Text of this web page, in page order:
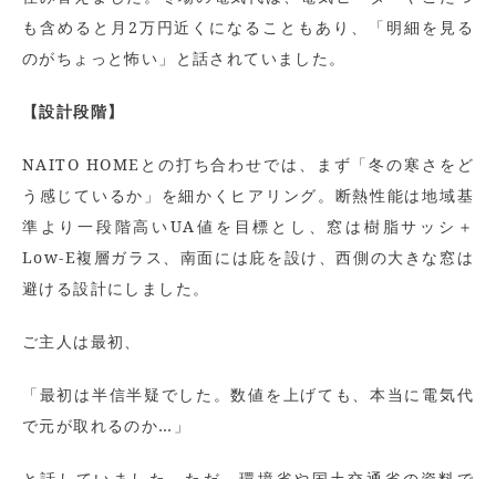
も含めると月2万円近くになることもあり、「明細を見る
のがちょっと怖い」と話されていました。
【設計段階】
NAITO HOMEとの打ち合わせでは、まず「冬の寒さをど
う感じているか」を細かくヒアリング。断熱性能は地域基
準より一段階高いUA値を目標とし、窓は樹脂サッシ＋
Low-E複層ガラス、南面には庇を設け、西側の大きな窓は
避ける設計にしました。
ご主人は最初、
「最初は半信半疑でした。数値を上げても、本当に電気代
で元が取れるのか…」